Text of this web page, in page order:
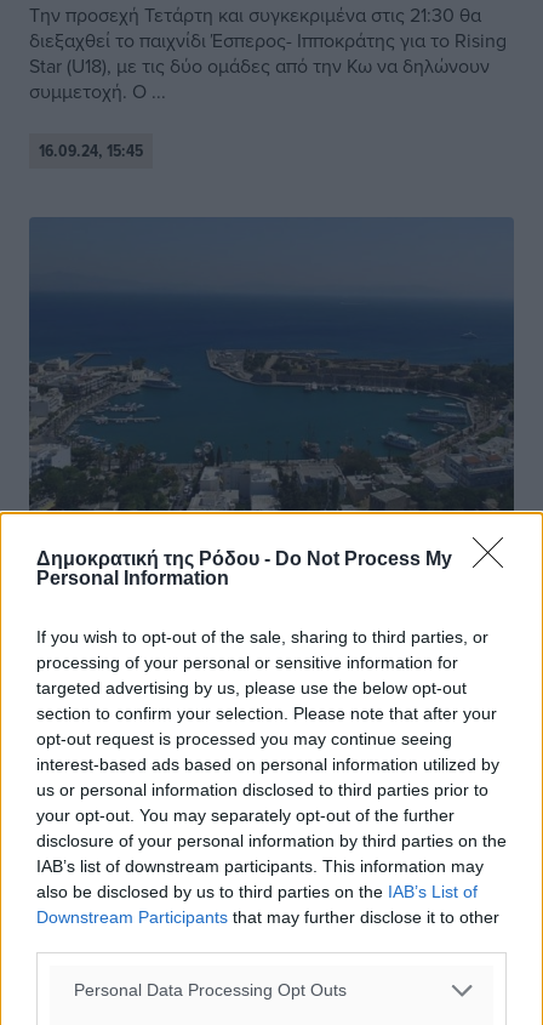
Δημοκρατική της Ρόδου - Do Not Process My
Personal Information
If you wish to opt-out of the sale, sharing to third parties, or
processing of your personal or sensitive information for
targeted advertising by us, please use the below opt-out
section to confirm your selection. Please note that after your
opt-out request is processed you may continue seeing
interest-based ads based on personal information utilized by
us or personal information disclosed to third parties prior to
your opt-out. You may separately opt-out of the further
disclosure of your personal information by third parties on the
IAB’s list of downstream participants. This information may
also be disclosed by us to third parties on the IAB’s List of
Downstream Participants that may further disclose it to other
Personal Data Processing Opt Outs
Την προσεχή Τετάρτη και συγκεκριμένα στις 21:30 θα
διεξαχθεί το παιχνίδι Έσπερος- Ιπποκράτης για το Rising
Star (U18), με τις δύο ομάδες από την Κω να δηλώνουν
συμμετοχή. Ο ...
16.09.24, 15:45
Γέμισαν πίσσα οι ακτές από το
Μαστιχάρι έως τον λιμενίσκο Λιμνιώνα
στην Κω
Τις μεσημβρινές ώρες χθες, ενημερώθηκε ο Λιμενικός
Σταθμός Καρδάμαινας του Λιμεναρχείου Κω, για τον
εκβρασμό διάσπαρτων ψηγμάτων πίσσας διαμέτρου έως
και 0,02μ. στις ακτές από ...
16.09.24, 15:42